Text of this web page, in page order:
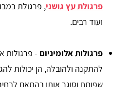
פרגולת עץ גושני, פרגולת
ועוד רבים.
פרגולות אלומיניום - פרגולות
להתקנה ולהובלה, הן יכולות
שפותח וסוגר אותן בהתאם